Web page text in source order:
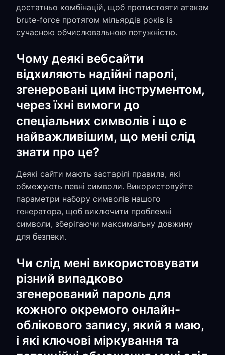
достатньо комбінацій, щоб протистояти атакам
brute-force протягом мільярдів років із
сучасною обчислювальною потужністю.
Чому деякі вебсайти
відхиляють надійні паролі,
згенеровані цим інструментом,
через їхні вимоги до
спеціальних символів і що є
найважливішим, що мені слід
знати про це?
Деякі сайти мають застарілі правила, які
обмежують певні символи. Використовуйте
параметри набору символів нашого
генератора, щоб виключити проблемні
символи, зберігаючи максимальну довжину
для безпеки.
Чи слід мені використовувати
різний випадково
згенерований пароль для
кожного окремого онлайн-
облікового запису, який я маю,
і які ключові міркування та